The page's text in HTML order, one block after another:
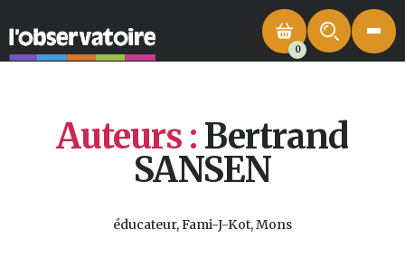
0
Auteurs : Bertrand
SANSEN
éducateur, Fami-J-Kot, Mons